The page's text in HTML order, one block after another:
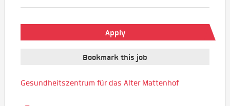
Apply
Bookmark this job
Gesundheitszentrum für das Alter Mattenhof